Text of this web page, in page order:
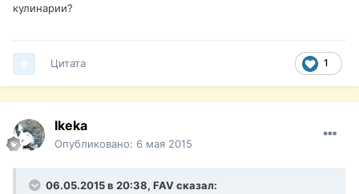
кулинарии?
1
Цитата
Ikeka
Опубликовано: 6 мая 2015
06.05.2015 в 20:38, FAV сказал: